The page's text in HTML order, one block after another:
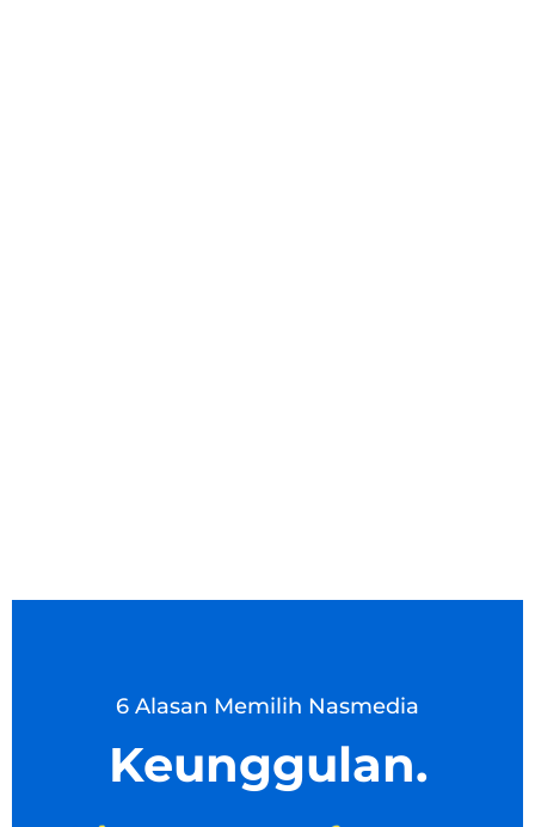
6 Alasan Memilih Nasmedia
Keunggulan.